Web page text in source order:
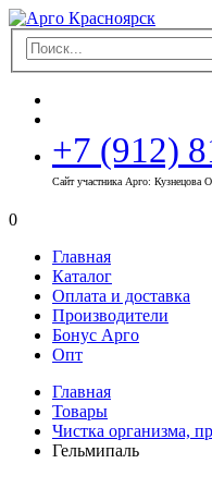
+7 (912)
Сайт участника Арго: Кузнецова
0
Главная
Каталог
Оплата и доставка
Производители
Бонус Арго
Опт
Главная
Товары
Чистка организма,
Гельмипаль